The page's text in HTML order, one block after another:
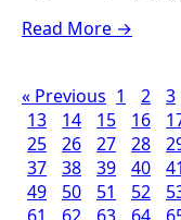
Read More →
« Previous 1 2 3
13
14 15 16
25
26 27 28
37
38 39 40 41
49
50 51 52